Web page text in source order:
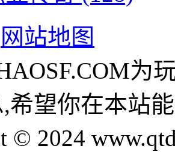
网站地图
为
希望你在本站
© 2024